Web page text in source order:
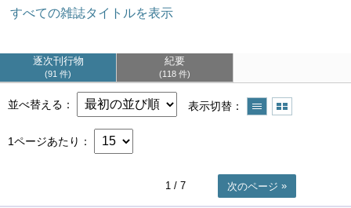
すべての雑誌タイトルを表示
逐次刊行物
91 件
紀要
118 件
並べ替える 表示切替
1ページあたり
1 / 7 次のページ